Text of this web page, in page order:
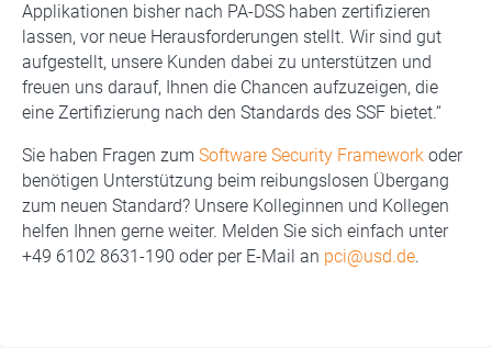
Applikationen bisher nach PA-DSS haben zertifizieren
lassen, vor neue Herausforderungen stellt. Wir sind gut
aufgestellt, unsere Kunden dabei zu unterstützen und
freuen uns darauf, Ihnen die Chancen aufzuzeigen, die
eine Zertifizierung nach den Standards des SSF bietet.“
Sie haben Fragen zum Software Security Framework oder
benötigen Unterstützung beim reibungslosen Übergang
zum neuen Standard? Unsere Kolleginnen und Kollegen
helfen Ihnen gerne weiter. Melden Sie sich einfach unter
+49 6102 8631-190 oder per E-Mail an pci@usd.de.